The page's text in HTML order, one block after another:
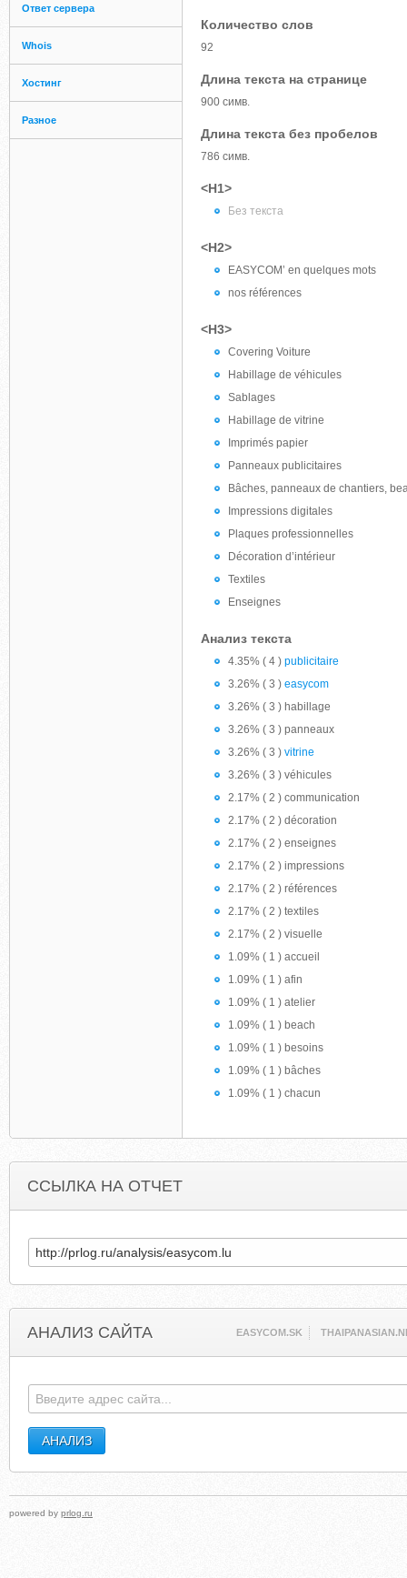
Ответ сервера
Whois
Хостинг
Разное
Количество слов
92
Длина текста на странице
900 симв.
Длина текста без пробелов
786 симв.
<H1>
Без текста
<H2>
EASYCOM’ en quelques mots
nos références
<H3>
Covering Voiture
Habillage de véhicules
Sablages
Habillage de vitrine
Imprimés papier
Panneaux publicitaires
Bâches, panneaux de chantiers,
Impressions digitales
Plaques professionnelles
Décoration d’intérieur
Textiles
Enseignes
Анализ текста
4.35% ( 4 ) publicitaire
3.26% ( 3 ) easycom
3.26% ( 3 ) habillage
3.26% ( 3 ) panneaux
3.26% ( 3 ) vitrine
3.26% ( 3 ) véhicules
2.17% ( 2 ) communication
2.17% ( 2 ) décoration
2.17% ( 2 ) enseignes
2.17% ( 2 ) impressions
2.17% ( 2 ) références
2.17% ( 2 ) textiles
2.17% ( 2 ) visuelle
1.09% ( 1 ) accueil
1.09% ( 1 ) afin
1.09% ( 1 ) atelier
1.09% ( 1 ) beach
1.09% ( 1 ) besoins
1.09% ( 1 ) bâches
1.09% ( 1 ) chacun
ССЫЛКА НА ОТЧЕТ
АНАЛИЗ САЙТА EASYCOM.SK
powered by prlog.ru